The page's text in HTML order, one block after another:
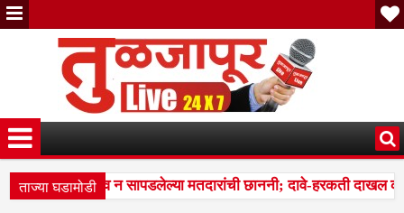
ताज्या घडामोडी
स्थलांतरित व न सापडलेल्या मतदारांची छाननी; दावे-हरकती दाखल